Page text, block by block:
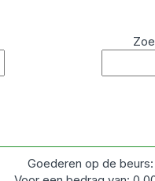
Goederen op de